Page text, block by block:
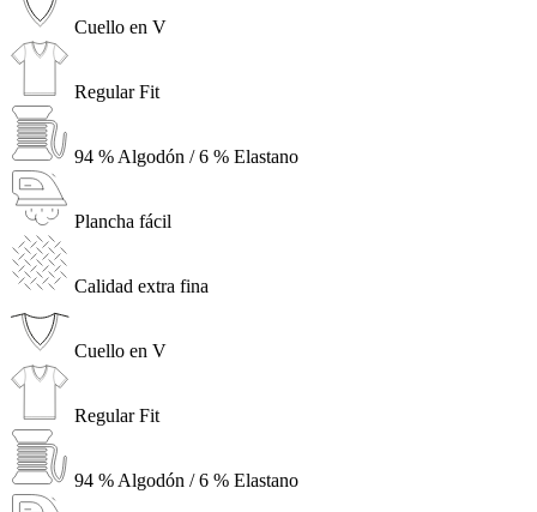
Cuello en V
Regular Fit
94 % Algodón / 6 % Elastano
Plancha fácil
Calidad extra fina
Cuello en V
Regular Fit
94 % Algodón / 6 % Elastano